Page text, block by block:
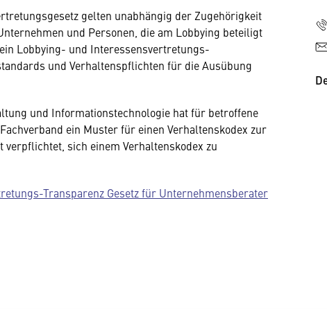
gelten unabhängig der Zugehörigkeit
und Personen, die am Lobbying beteiligt
Lobbying- und Interessensvertretungs-
und Verhaltenspflichten für die Ausübung
und Informationstechnologie hat für betroffene
ein Muster für einen Verhaltenskodex zur
sich einem Verhaltenskodex zu
Transparenz Gesetz für Unternehmensberater